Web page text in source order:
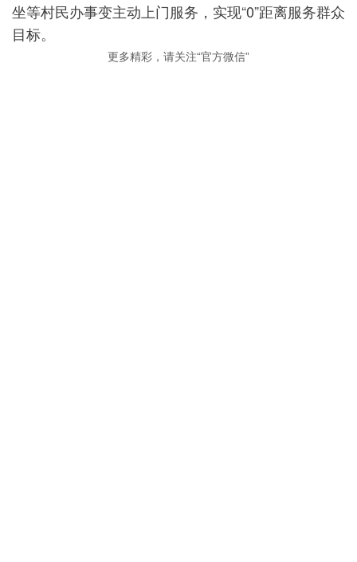
坐等村民办事变主动上门服务，实现“0”距离服务群众
目标。
更多精彩，请关注“官方微信”